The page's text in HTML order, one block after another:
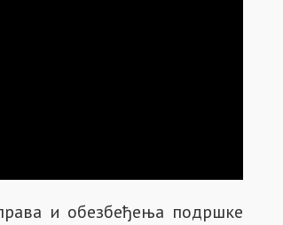
и обезбеђења подршке